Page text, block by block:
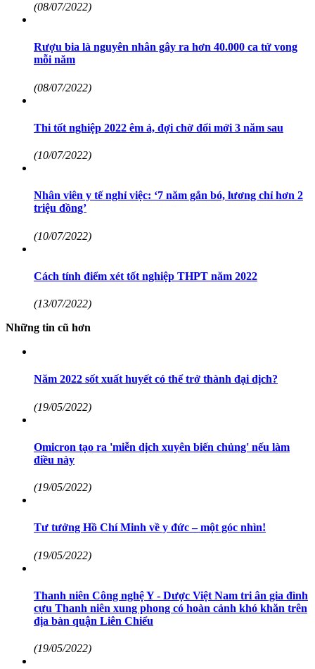
(08/07/2022)
Rượu bia là nguyên nhân gây ra hơn 40.000 ca tử vong
mỗi năm
(08/07/2022)
Thi tốt nghiệp 2022 êm ả, đợi chờ đổi mới 3 năm sau
(10/07/2022)
Nhân viên y tế nghỉ việc: ‘7 năm gắn bó, lương chỉ hơn 2
triệu đồng’
(10/07/2022)
Cách tính điểm xét tốt nghiệp THPT năm 2022
(13/07/2022)
Những tin cũ hơn
Năm 2022 sốt xuất huyết có thể trở thành đại dịch?
(19/05/2022)
Omicron tạo ra 'miễn dịch xuyên biến chủng' nếu làm
điều này
(19/05/2022)
Tư tưởng Hồ Chí Minh về y đức – một góc nhìn!
(19/05/2022)
Thanh niên Công nghệ Y - Dược Việt Nam tri ân gia đình
cựu Thanh niên xung phong có hoàn cảnh khó khăn trên
địa bàn quận Liên Chiểu
(19/05/2022)